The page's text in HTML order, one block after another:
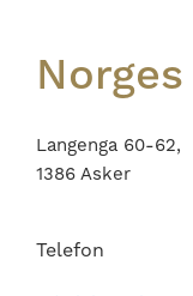
Langenga 60-62,
1386 Asker
Telefon